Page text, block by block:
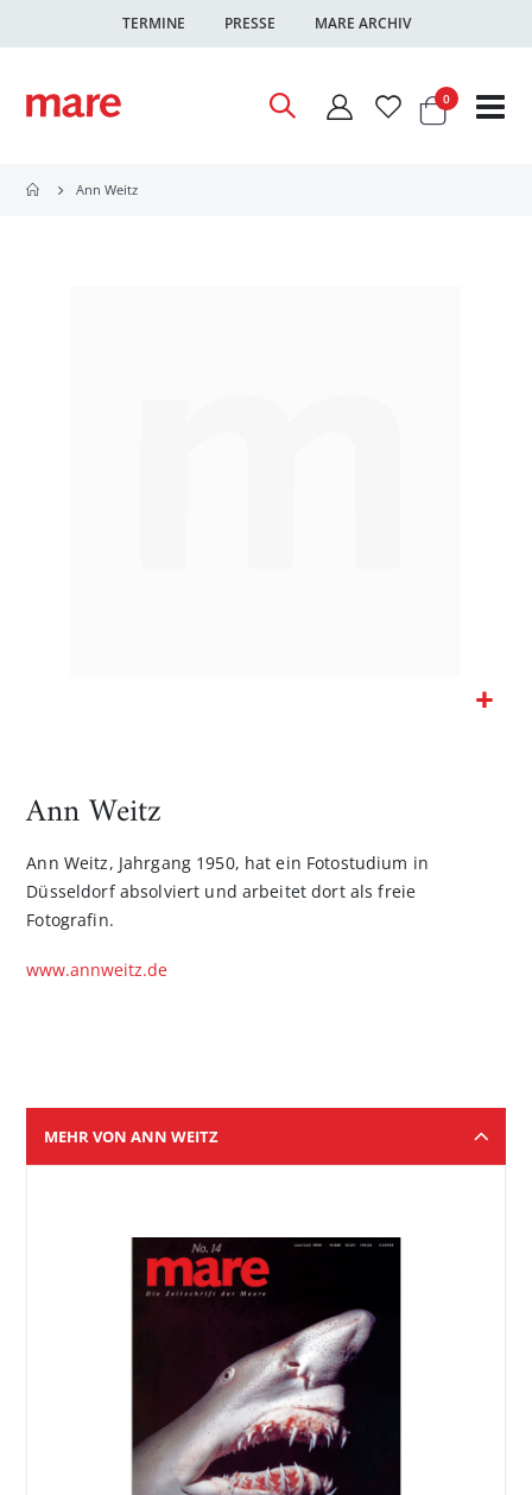
TERMINE PRESSE MARE ARCHIV
Warenkorb
0Artikel
Ann Weitz
Bildgalerie
Ann Weitz
Ann Weitz, Jahrgang 1950, hat ein Fotostudium in
Düsseldorf absolviert und arbeitet dort als freie
Fotografin.
www.annweitz.de
MEHR VON ANN WEITZ